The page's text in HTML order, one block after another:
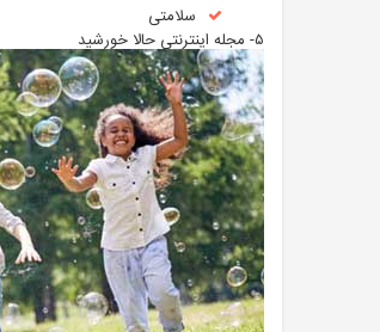
سلامتی
۵- مجله اینترنتی حالا خورشید